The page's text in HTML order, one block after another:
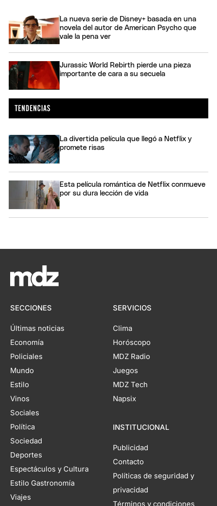
La nueva serie de Disney+ basada en una
novela del autor de American Psycho que
vale la pena ver
Jurassic World Rebirth pierde una pieza
importante de cara a su secuela
La divertida película que llegó a Netflix y
promete risas
Esta película romántica de Netflix conmueve
por su dura lección de vida
SECCIONES
Últimas noticias
Economía
Policiales
Mundo
Estilo
Vinos
Sociales
Política
Sociedad
Deportes
Espectáculos y Cultura
Estilo Gastronomía
Viajes
SERVICIOS
Clima
Horóscopo
MDZ Radio
Juegos
MDZ Tech
Napsix
INSTITUCIONAL
Publicidad
Contacto
Políticas de seguridad y
privacidad
Términos y condiciones